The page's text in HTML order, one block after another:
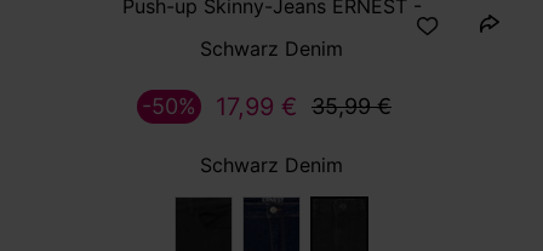
Push-up Skinny-Jeans ERNEST -
Schwarz Denim
17,99 € 35,99 €
-50%
Schwarz Denim